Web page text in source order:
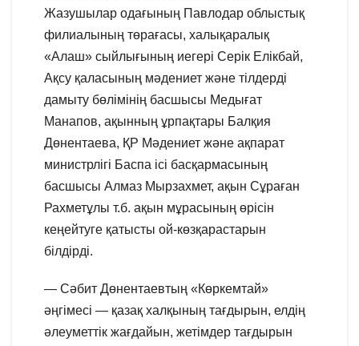
Жазушылар одағының Павлодар облыстық
филиалының төрағасы, халықаралық
«Алаш» сыйлығының иегері Серік Елікбай,
Ақсу қаласының мәдениет және тілдерді
дамыту бөлімінің басшысы Медығат
Манапов, ақынның ұрпақтары Балқия
Дөнентаева, ҚР Мәдениет және ақпарат
министрлігі Баспа ісі басқармасының
басшысы Алмаз Мырзахмет, ақын Сұраған
Рахметұлы т.б. ақын мұрасының өрісін
кеңейтуге қатысты ой-көзқарастарын
білдірді.
— Сәбит Дөнентаевтың «Көркемтай»
әңгімесі — қазақ халқының тағдырын, елдің
әлеуметтік жағдайын, жетімдер тағдырын